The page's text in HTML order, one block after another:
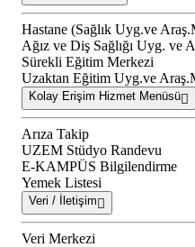
Hastane (Sağlık Uyg.ve
Ağız ve Diş Sağlığı Uyg. ve
Sürekli Eğitim Merkezi
Uzaktan Eğitim Uyg.ve
Kolay Erişim Hizmet Menüsü
Arıza Takip
UZEM Stüdyo Randevu
E-KAMPÜS Bilgilendirme
Yemek Listesi
Veri / İletişim
Veri Merkezi